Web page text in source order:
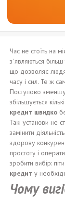
Час не стоїть на
з`являються більш
що дозволяє
часу і сил. Те ж
Поступово
збільшується
кредит швидко
Такі установи не
замінити
здорову
простоту і
зробити вибір:
кредит у
Чому вигі